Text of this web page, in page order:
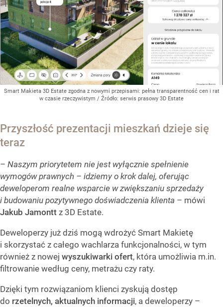
Smart Makieta 3D Estate zgodna z nowymi przepisami: pełna transparentność cen i rat
w czasie rzeczywistym / Źródło: serwis prasowy 3D Estate
Przyszłość prezentacji mieszkań dzieje się
teraz
– Naszym priorytetem nie jest wyłącznie spełnienie
wymogów prawnych – idziemy o krok dalej, oferując
deweloperom realne wsparcie w zwiększaniu sprzedaży
i budowaniu pozytywnego doświadczenia klienta – mówi
Jakub Jamontt z 3D Estate.
Deweloperzy już dziś mogą wdrożyć Smart Makietę
i skorzystać z całego wachlarza funkcjonalności, w tym
również z nowej wyszukiwarki ofert, która umożliwia m.in.
filtrowanie według ceny, metrażu czy raty.
Dzięki tym rozwiązaniom klienci zyskują dostęp
do rzetelnych, aktualnych informacji, a deweloperzy –